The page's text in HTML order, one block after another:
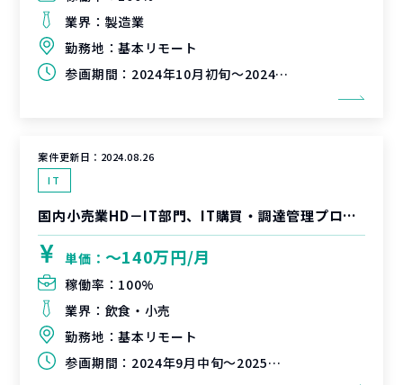
業界： 製造業
勤務地：基本リモート
参画期間： 2024年10月初旬～2024年12月末（延長可能性有）
案件更新日： 2024.08.26
IT
国内小売業HD－IT部門、IT購買・調達管理プロセス改善支援
単価： 〜140万円/月
稼働率： 100%
業界： 飲食・小売
勤務地：基本リモート
参画期間： 2024年9月中旬～2025年2月末（延長可能性有）